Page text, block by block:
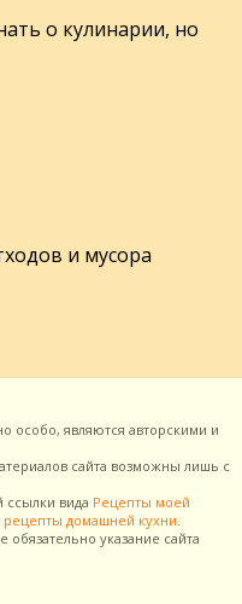
о кулинарии, но
и мусора
особо, являются авторскими и
сайта возможны лишь с
вида Рецепты моей
домашней кухни.
указание сайта